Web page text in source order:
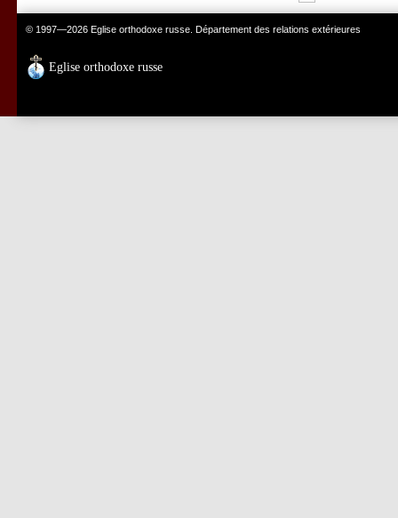
© 1997—2026 Eglise orthodoxe russe. Département des relations extérieures
Eglise orthodoxe russe